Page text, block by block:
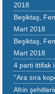
2018
Beşiktaş,
Mart 2018
Beşiktaş,
Mart 2018
4 parti ittifak
''Ara sıra
Afrin